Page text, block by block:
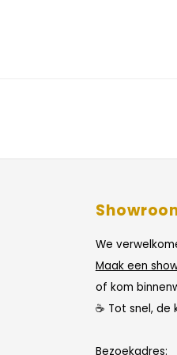
We
Maak een
of kom
☕ Tot snel,
Bezoekadres: